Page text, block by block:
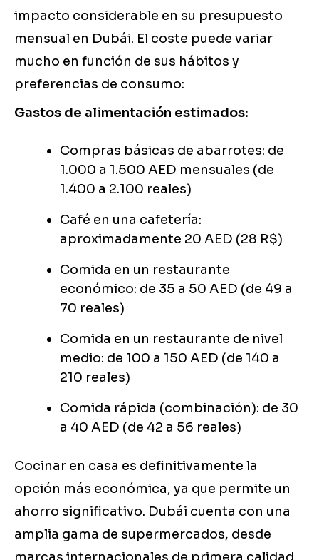
impacto considerable en su presupuesto
mensual en Dubái. El coste puede variar
mucho en función de sus hábitos y
preferencias de consumo:
Gastos de alimentación estimados:
Compras básicas de abarrotes: de
1.000 a 1.500 AED mensuales (de
1.400 a 2.100 reales)
Café en una cafetería:
aproximadamente 20 AED (28 R$)
Comida en un restaurante
económico: de 35 a 50 AED (de 49 a
70 reales)
Comida en un restaurante de nivel
medio: de 100 a 150 AED (de 140 a
210 reales)
Comida rápida (combinación): de 30
a 40 AED (de 42 a 56 reales)
Cocinar en casa es definitivamente la
opción más económica, ya que permite un
ahorro significativo. Dubái cuenta con una
amplia gama de supermercados, desde